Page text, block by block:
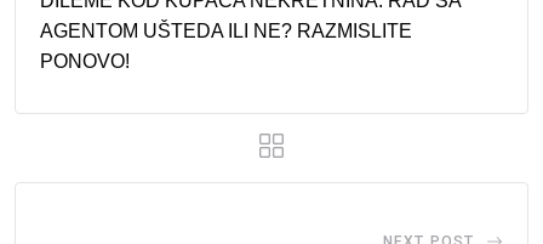
AGENTOM UŠTEDA ILI NE? RAZMISLITE
PONOVO!